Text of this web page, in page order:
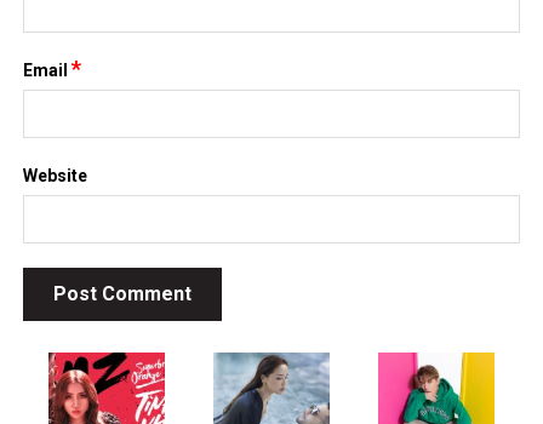
Email*
Website